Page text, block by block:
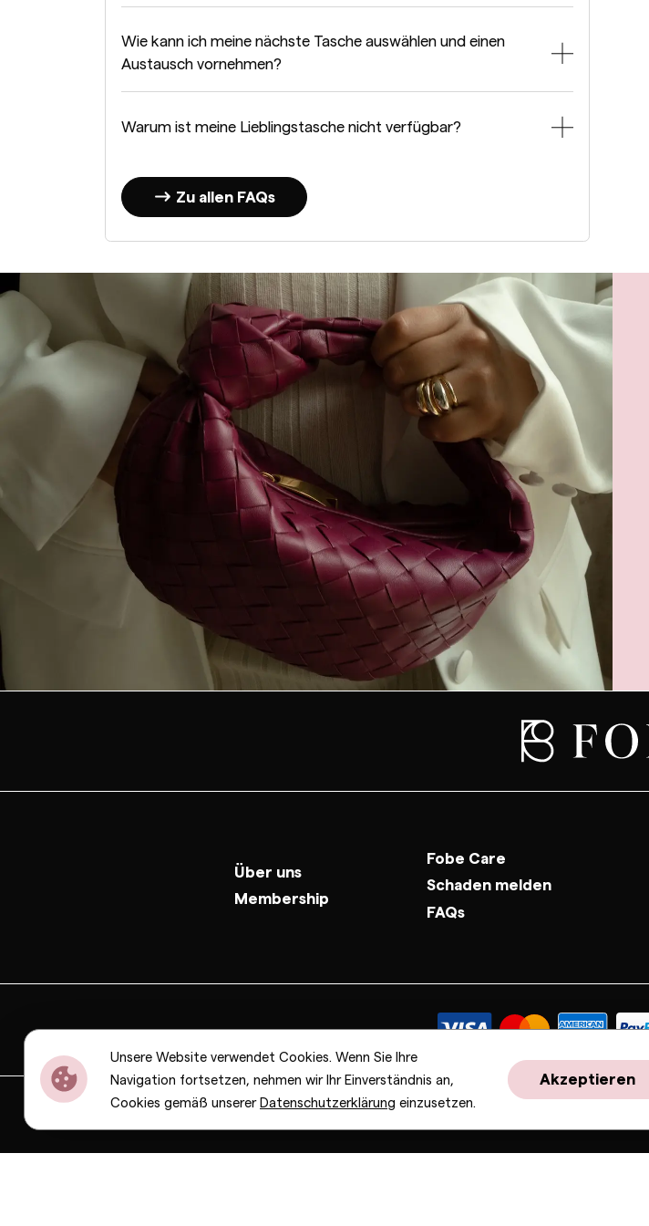
Wie kann ich meine nächste Tasche auswählen und einen
Austausch vornehmen?
Warum ist meine Lieblingstasche nicht verfügbar?
Zu allen FAQs
Über uns
Membership
Fobe Care
Schaden melden
FAQs
Bottega Veneta Celine
Unsere Website verwendet Cookies. Wenn Sie Ihre
Navigation fortsetzen, nehmen wir Ihr Einverständnis an,
Cookies gemäß unserer Datenschutzerklärung einzusetzen.
Akzeptieren